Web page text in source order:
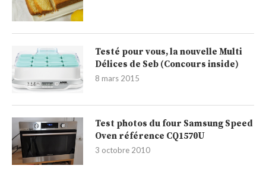
Testé pour vous, la nouvelle Multi
Délices de Seb (Concours inside)
8 mars 2015
Test photos du four Samsung Speed
Oven référence CQ1570U
3 octobre 2010